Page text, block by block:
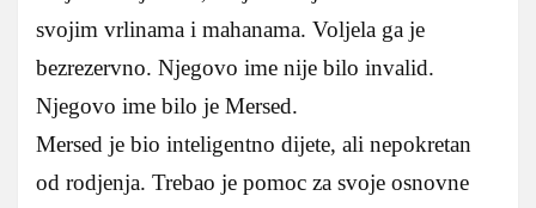
svojim vrlinama i mahanama. Voljela ga je
bezrezervno. Njegovo ime nije bilo invalid.
Njegovo ime bilo je Mersed.
Mersed je bio inteligentno dijete, ali nepokretan
od rodjenja. Trebao je pomoc za svoje osnovne